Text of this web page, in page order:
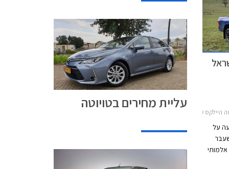
כפולה 2015-2020, מחירון רכבטויוטה היילקס 2020
על
לאחר שעבר
עליית מחירים בטויוטה